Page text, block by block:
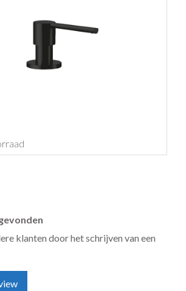
klanten door het schrijven van een